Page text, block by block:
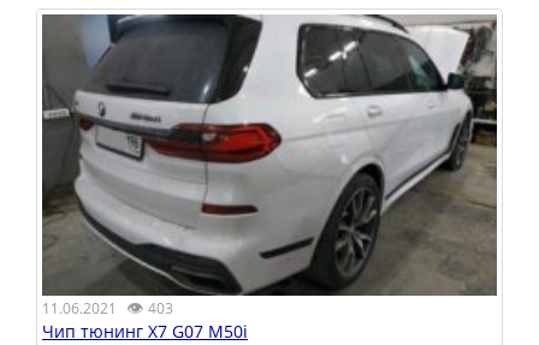
11.06.2021 👁 403
Чип тюнинг X7 G07 M50i